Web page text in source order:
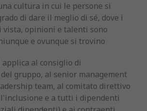
cultura in cui le persone si
di dare il meglio di sé, dove i
vista, opinioni e talenti sono
e ovunque si trovino
al consiglio di
gruppo, al senior management
team, al comitato direttivo
e a tutti i dipendenti